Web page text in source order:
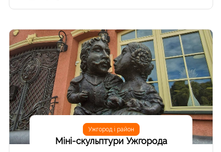
Ужгород і район
Міні-скульптури Ужгорода